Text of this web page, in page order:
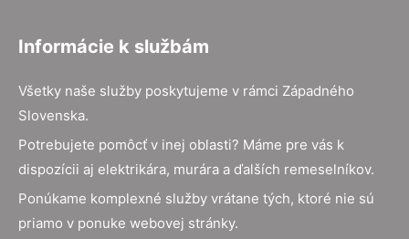
Informácie k službám
Všetky naše služby poskytujeme v rámci Západného
Slovenska.
Potrebujete pomôcť v inej oblasti? Máme pre vás k
dispozícii aj elektrikára, murára a ďalších remeselníkov.
Ponúkame komplexné služby vrátane tých, ktoré nie sú
priamo v ponuke webovej stránky.